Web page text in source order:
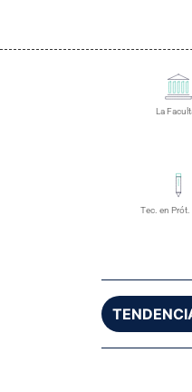
La
Tec. en Prót.